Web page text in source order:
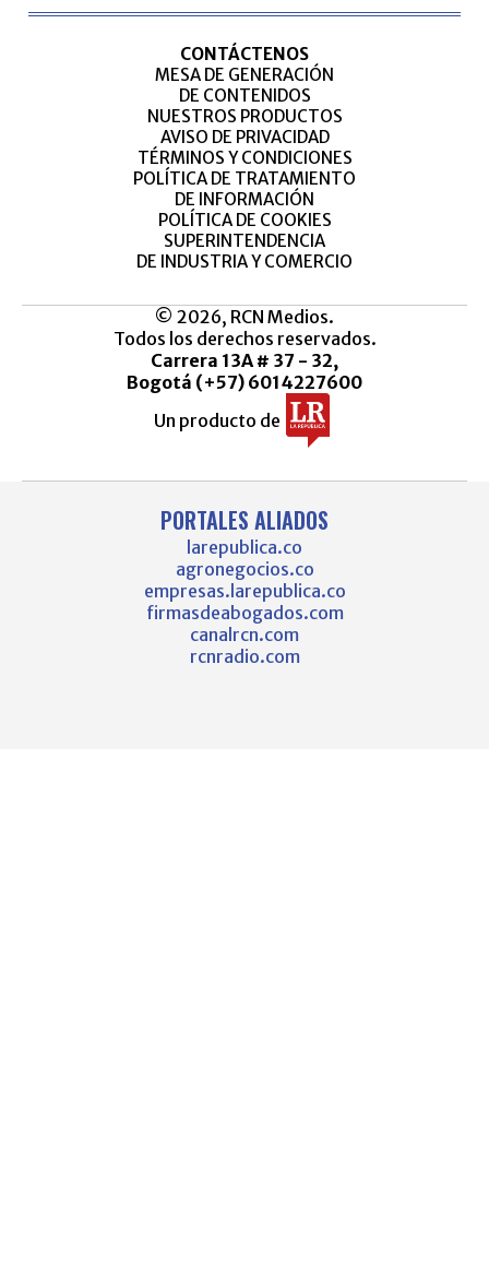
CONTÁCTENOS
MESA DE GENERACIÓN
DE CONTENIDOS
NUESTROS PRODUCTOS
AVISO DE PRIVACIDAD
TÉRMINOS Y CONDICIONES
POLÍTICA DE TRATAMIENTO
DE INFORMACIÓN
POLÍTICA DE COOKIES
SUPERINTENDENCIA
DE INDUSTRIA Y COMERCIO
© 2026, RCN Medios.
Todos los derechos reservados.
Carrera 13A # 37 - 32,
Bogotá (+57) 6014227600
Un producto de
PORTALES ALIADOS
larepublica.co
agronegocios.co
empresas.larepublica.co
firmasdeabogados.com
canalrcn.com
rcnradio.com